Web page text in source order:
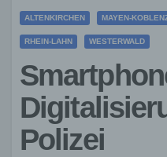
ALTENKIRCHEN MAYEN-
RHEIN-LAHN WESTERWALD
Polizei